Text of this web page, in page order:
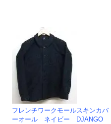
フレンチワークモールスキンカバ
ーオール ネイビー DJANGO